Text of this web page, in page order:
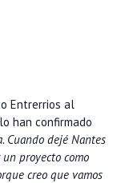
Entrerrios al
han confirmado
Cuando dejé Nantes
proyecto como
creo que vamos